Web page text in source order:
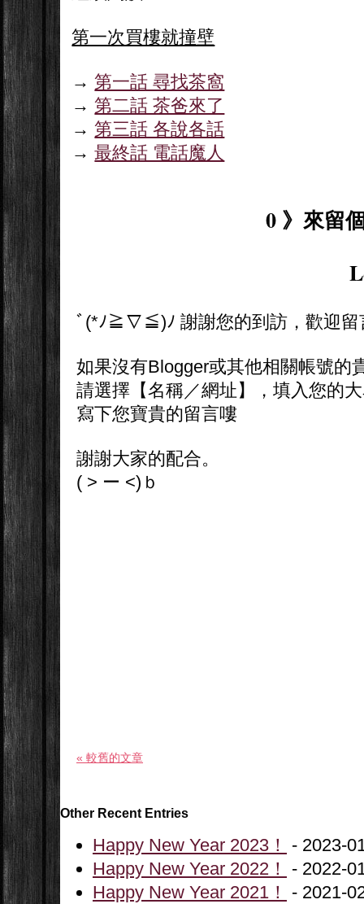
第一次買樓就撞壁
→第一話 尋找茶窩
→第二話 茶爸來了
→第三話 各說各話
→最終話 電話魔人
0 》來留
ﾞ(*ﾉ≧∇≦)ﾉ 謝謝您的到訪，歡迎留
如果沒有Blogger或其他相關帳號的
請選擇【名稱／網址】，填入您的
寫下您寶貴的留言嘍
謝謝大家的配合。
( > ー <)ｂ
« 較舊的文章
Other Recent Entries
Happy New Year 2023！
- 2023-
Happy New Year 2022！
- 2022-
Happy New Year 2021！
- 2021-